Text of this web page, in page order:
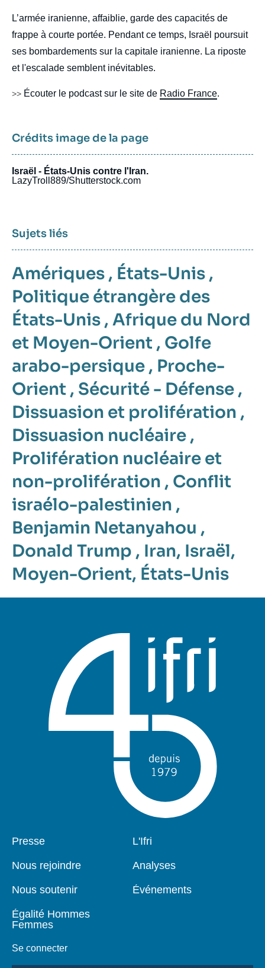
L’armée iranienne, affaiblie, garde des capacités de
frappe à courte portée. Pendant ce temps, Israël poursuit
ses bombardements sur la capitale iranienne. La riposte
et l'escalade semblent inévitables.
>> Écouter le podcast sur le site de Radio France.
Crédits image de la page
Israël - États-Unis contre l'Iran.
LazyTroll889/Shutterstock.com
Sujets liés
Amériques , États-Unis ,
Politique étrangère des
États-Unis , Afrique du Nord
et Moyen-Orient , Golfe
arabo-persique , Proche-
Orient , Sécurité - Défense ,
Dissuasion et prolifération ,
Dissuasion nucléaire ,
Prolifération nucléaire et
non-prolifération , Conflit
israélo-palestinien ,
Benjamin Netanyahou ,
Donald Trump , Iran, Israël,
Moyen-Orient, États-Unis
Pied
Presse
Nous rejoindre
Nous soutenir
Égalité Hommes
Femmes
Se connecter
Navigation
L'Ifri
Analyses
Événements